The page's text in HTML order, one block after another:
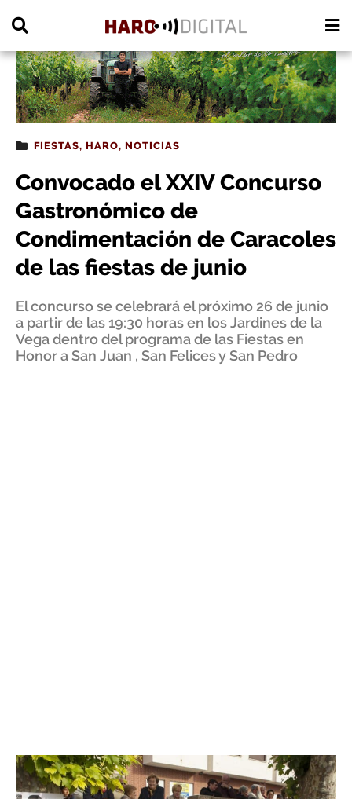
FIESTAS, HARO, NOTICIAS
Convocado el XXIV Concurso
Gastronómico de
Condimentación de Caracoles
de las fiestas de junio
El concurso se celebrará el próximo 26 de junio
a partir de las 19:30 horas en los Jardines de la
Vega dentro del programa de las Fiestas en
Honor a San Juan , San Felices y San Pedro